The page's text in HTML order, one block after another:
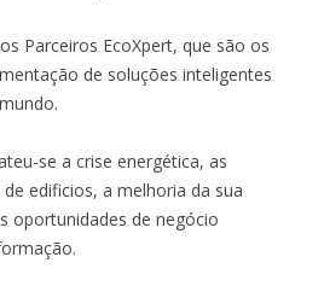
Parceiros EcoXpert, que são os
de soluções inteligentes
se a crise energética, as
edificios, a melhoria da sua
oportunidades de negócio